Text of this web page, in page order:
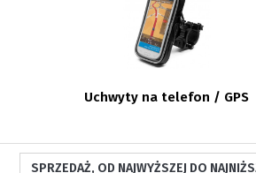
Uchwyty na telefon / GPS